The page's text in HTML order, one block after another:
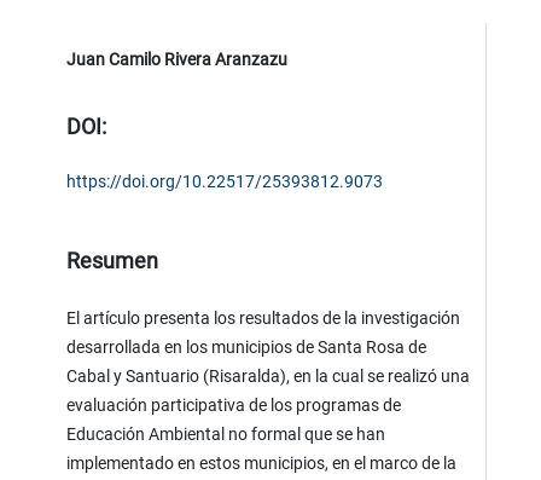
Juan Camilo Rivera Aranzazu
DOI:
https://doi.org/10.22517/25393812.9073
Resumen
El artículo presenta los resultados de la investigación
desarrollada en los municipios de Santa Rosa de
Cabal y Santuario (Risaralda), en la cual se realizó una
evaluación participativa de los programas de
Educación Ambiental no formal que se han
implementado en estos municipios, en el marco de la